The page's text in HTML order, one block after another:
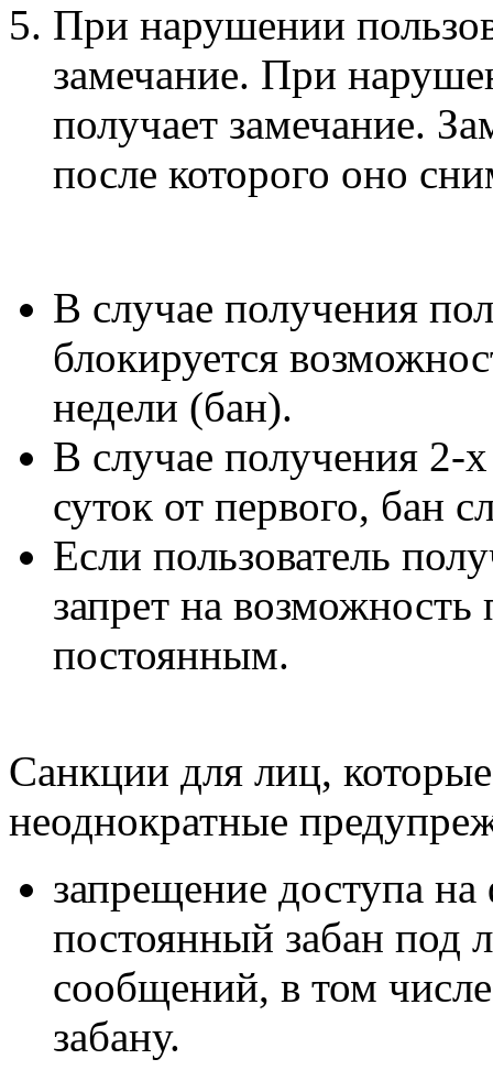
При нарушении
замечание. При
получает замечание.
после которого оно
В случае получения
блокируется
недели (бан).
В случае получения 2-
суток от первого, бан
Если пользователь
запрет на возможность
постоянным.
Санкции для лиц,
неоднократные
запрещение доступа
постоянный забан под
сообщений, в том
забану.